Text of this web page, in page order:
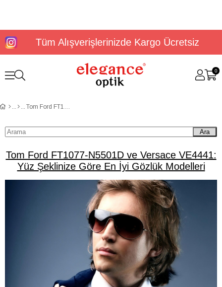
Tüm Alışverişlerinizde Kargo Ücretsiz
0
Tom Ford FT1077-N5501D ve Versace VE4441: Yüz Şeklinize Göre En İyi Gözlük Modelleri
Ara
Tom Ford FT1077-N5501D ve Versace VE4441:
Yüz Şeklinize Göre En İyi Gözlük Modelleri